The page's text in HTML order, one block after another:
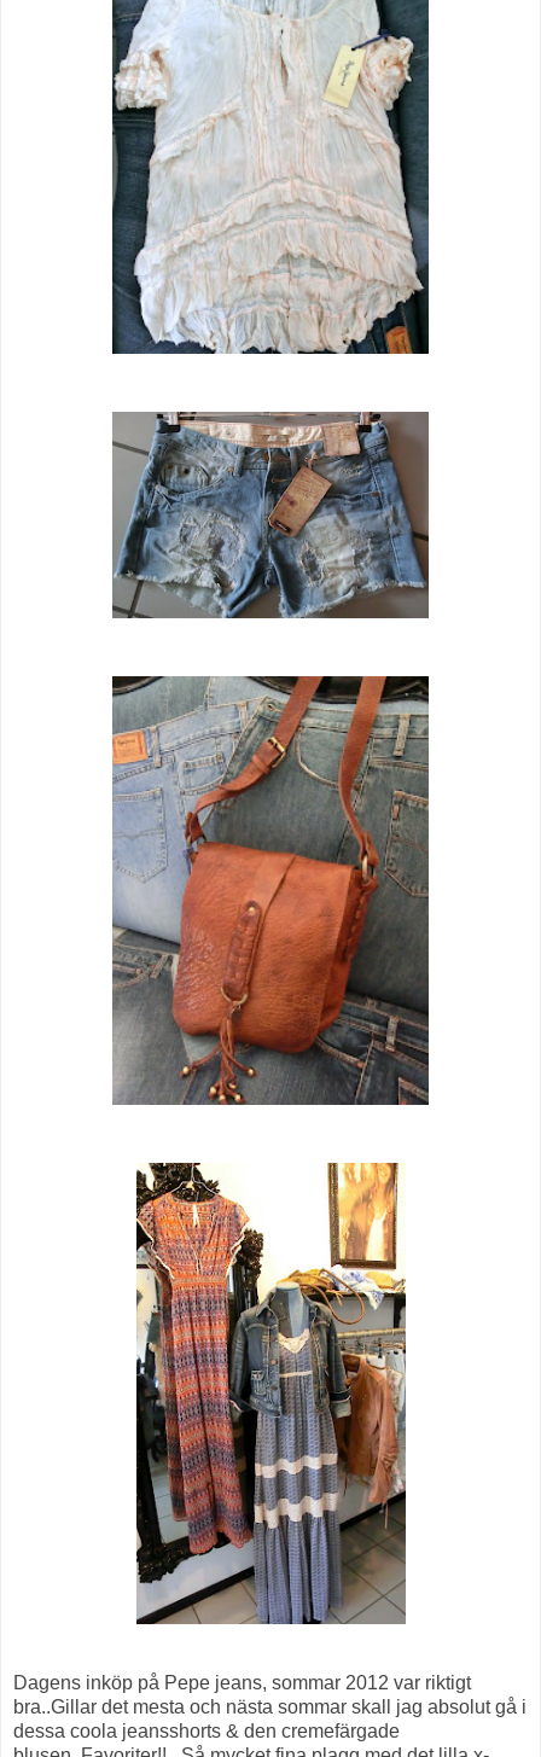
Dagens inköp på Pepe jeans, sommar 2012 var riktigt
bra..Gillar det mesta och nästa sommar skall jag absolut gå i
dessa coola jeansshorts & den cremefärgade